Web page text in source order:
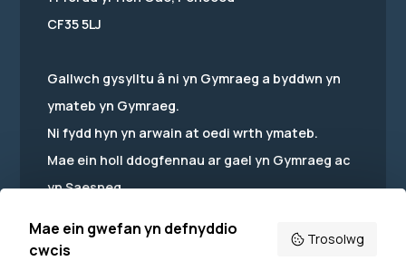
CF35 5LJ
Gallwch gysylltu â ni yn Gymraeg a byddwn yn
ymateb yn Gymraeg.
Ni fydd hyn yn arwain at oedi wrth ymateb.
Mae ein holl ddogfennau ar gael yn Gymraeg ac
yn Saesneg.
Mae ein gwefan yn defnyddio
cwcis
Trosolwg